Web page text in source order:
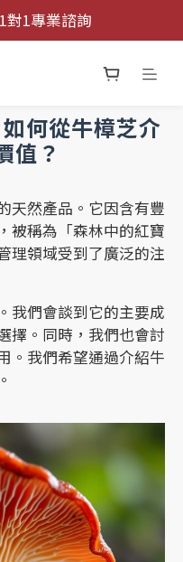
對1專業諮詢
對1專業諮詢
何從牛樟芝介
值？
天然產品。它因含有豐
被稱為「森林中的紅寶
理領域受到了廣泛的注
我們會談到它的主要成
擇。同時，我們也會討
。我們希望通過介紹牛